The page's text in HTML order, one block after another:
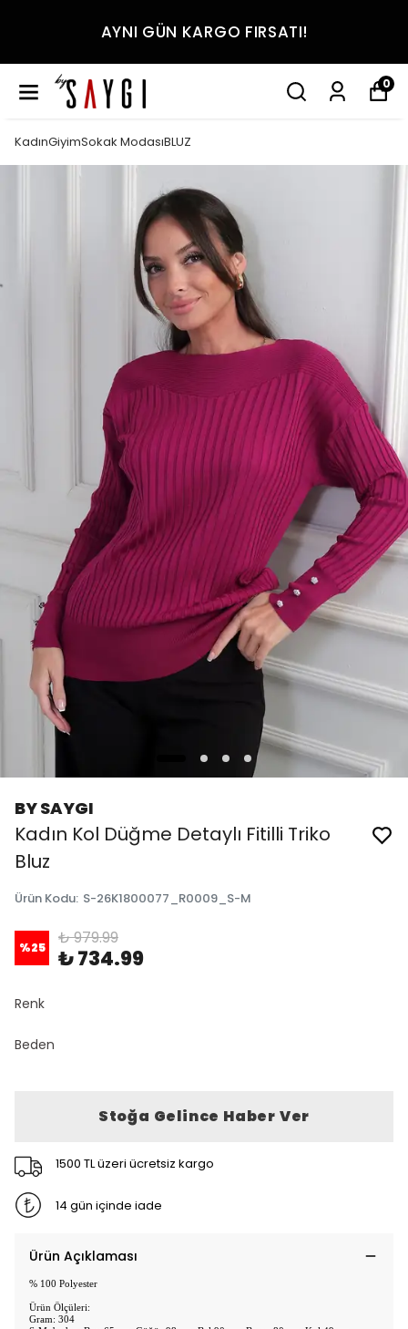
AYNI GÜN KARGO FIRSATI!
0
KadınGiyimSokak ModasıBLUZ
BY SAYGI
Kadın Kol Düğme Detaylı Fitilli Triko
Bluz
Ürün Kodu: S-26K1800077_R0009_S-M
%25 ₺ 979.99
₺ 734.99
Renk
Beden
Stoğa Gelince Haber Ver
1500 TL üzeri ücretsiz kargo
14 gün içinde iade
Ürün Açıklaması
% 100 Polyester
Ürün Ölçüleri:
Gram: 304